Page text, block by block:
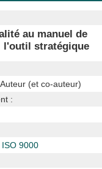
au manuel de
l'outil stratégique
, Auteur (et co-auteur)
:
9000